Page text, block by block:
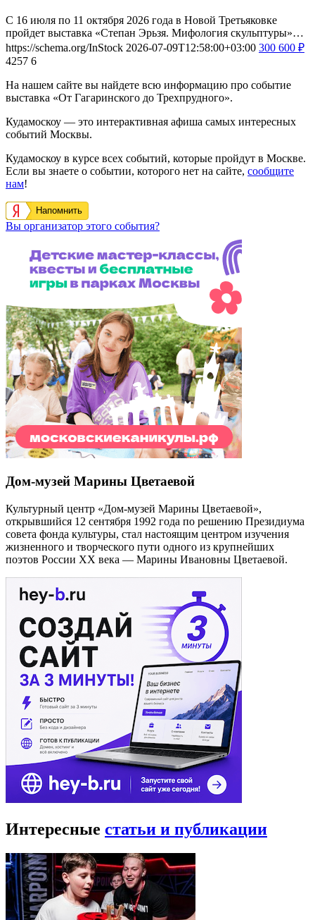
С 16 июля по 11 октября 2026 года в Новой Третьяковке
пройдет выставка «Степан Эрьзя. Мифология скульптуры»…
https://schema.org/InStock 2026-07-09T12:58:00+03:00 300 600 ₽
4257 6
На нашем сайте вы найдете всю информацию про событие
выставка «От Гагаринского до Трехпрудного».
Кудамоскоу — это интерактивная афиша самых интересных
событий Москвы.
Кудамоскоу в курсе всех событий, которые пройдут в Москве.
Если вы знаете о событии, которого нет на сайте, сообщите
нам!
Напомнить
Вы организатор этого события?
Дом-музей Марины Цветаевой
Культурный центр «Дом-музей Марины Цветаевой»,
открывшийся 12 сентября 1992 года по решению Президиума
совета фонда культуры, стал настоящим центром изучения
жизненного и творческого пути одного из крупнейших
поэтов России XX века — Марины Ивановны Цветаевой.
Интересные статьи и публикации